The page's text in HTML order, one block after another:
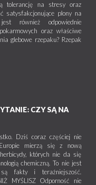
tolerancję na stresy oraz
satysfakcjonujące plony na
również odpowiednie
oraz właściwe
glebowe rzepaku? Rzepak
CZY SĄ NA
Dziś coraz częściej nie
mierzą się z nową
których nie da się
chemiczną. To nie jest
fakty i teraźniejszość.
MYŚLISZ Odporność nie